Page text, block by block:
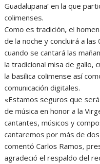
Guadalupana’ en la que
colimenses.
Como es tradición, el
de la noche y concluirá a
cuando se cantará las
la tradicional misa de gallo,
la basílica colimense así
comunicación digitales.
«Estamos seguros que
de música en honor a la
cantantes, músicos y
cantaremos por más de
comentó Carlos Ramos,
agradeció el respaldo del